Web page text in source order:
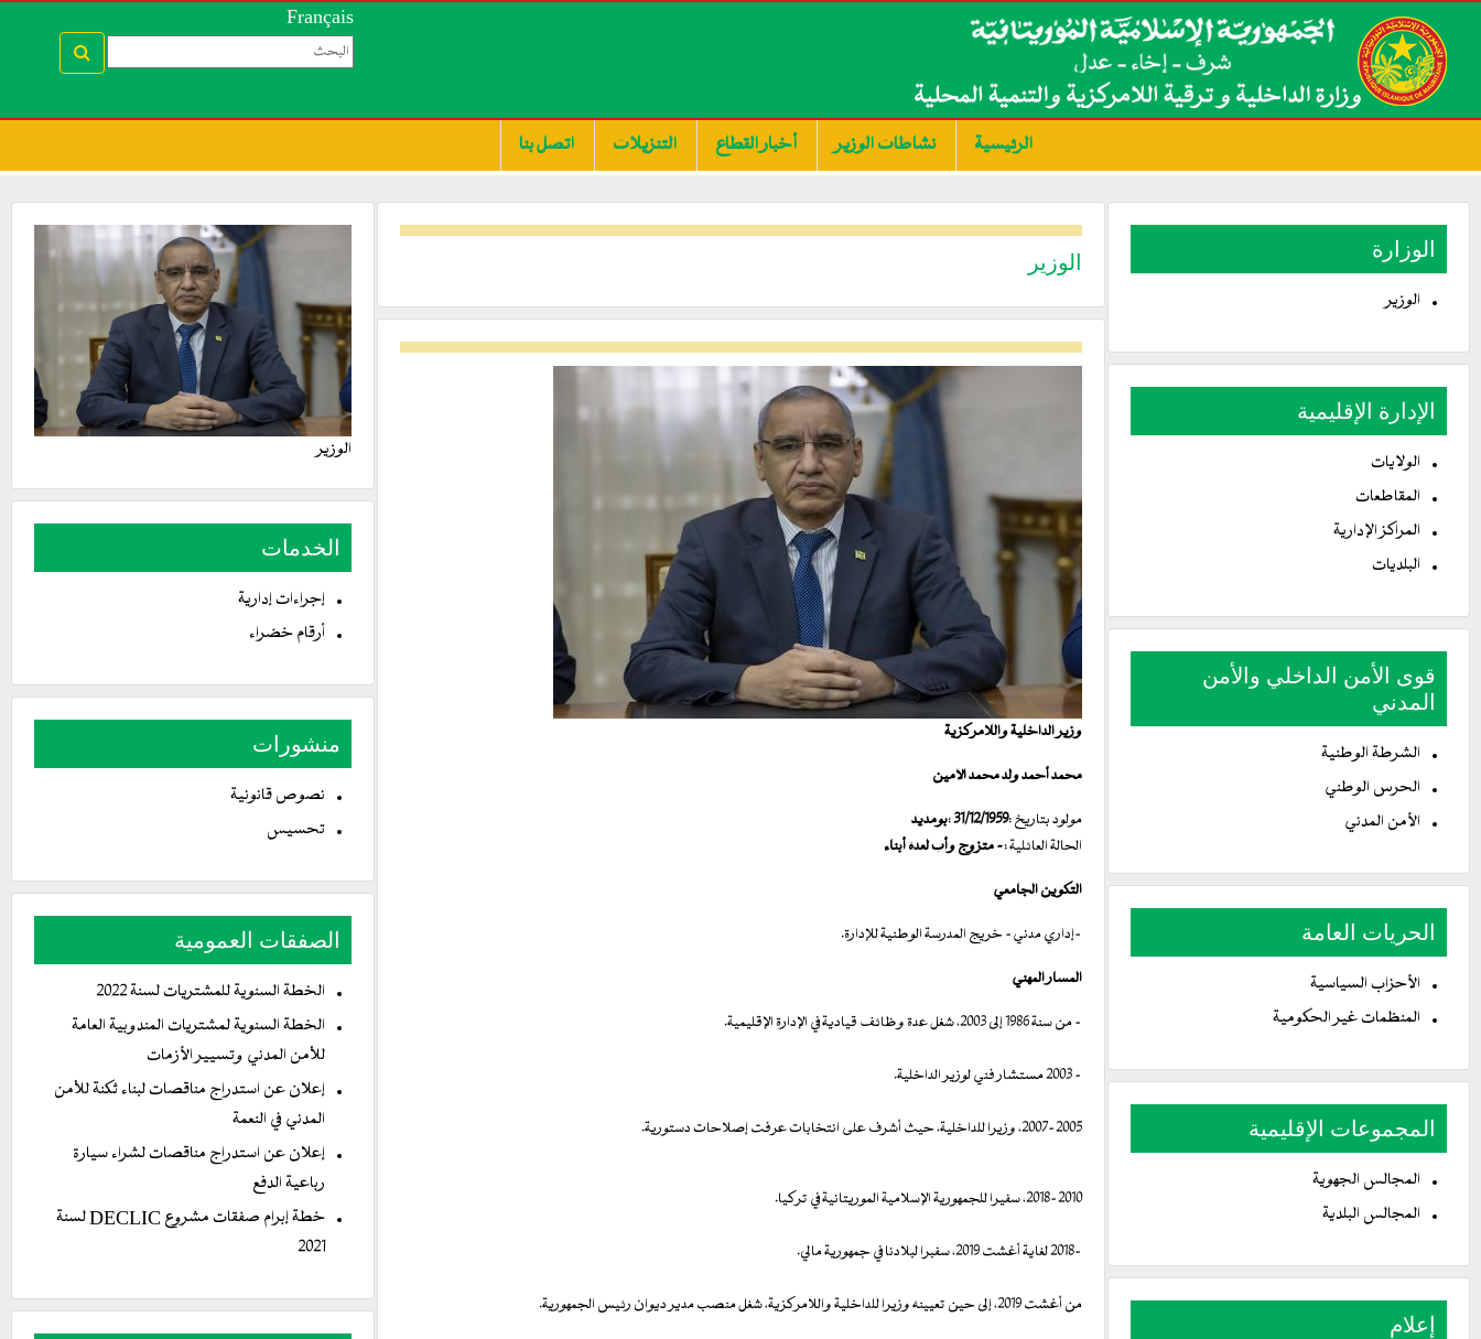
Français
الرئيسية نشاطات الوزير أخبار القطاع التنزيلات اتصل بنا
الوزارة
الوزير
الإدارة الإقليمية
الولايات
المقاطعات
المراكز الإدارية
البلديات
قوى الأمن الداخلي والأمن
المدني
الشرطة الوطنية
الحرس الوطني
الأمن المدني
الحريات العامة
الأحزاب السياسية
المنظمات غير الحكومية
المجموعات الإقليمية
المجالس الجهوية
المجالس البلدية
إعلام
الوزير
وزير الداخلية واللامركزية
محمد أحمد ولد محمد الأمين
مولود بتاريخ :31/12/1959
:بومديد
الحالة العائلية :- متزوج وأب لعدة أبناء
التكوين الجامعي
-إداري مدني- خريج المدرسة الوطنية للإدارة.
المسار المهني
- من سنة 1986 إلى 2003، شغل عدة وظائف قيادية في الإدارة الإقليمية.
- 2003 مستشار فني لوزير الداخلية.
2007-2005، وزيرا للداخلية، حيث أشرف على انتخابات عرفت إصلاحات دستورية.
2018-2010، سفيرا للجمهورية الإسلامية الموريتانية في تركيا.
-2018 لغاية أغشت 2019، سفبرا لبلادنا في جمهورية مالي.
من أغشت 2019، إلى حين تعيينه وزيرا للداخلية واللامركزية، شغل منصب مدير ديوان رئيس الجمهورية.
الوزير
الخدمات
إجراءات إدارية
أرقام خضراء
منشورات
نصوص قانونية
تحسيس
الصفقات العمومية
الخطة السنوية للمشتريات لسنة 2022
الخطة السنوية لمشتريات المندوبية العامة
للأمن المدني وتسيير الأزمات
إعلان عن استدراج مناقصات لبناء ثكنة للأمن
المدني في النعمة
إعلان عن استدراج مناقصات لشراء سيارة
رباعية الدفع
خطة إبرام صفقات مشروع DECLIC لسنة
2021